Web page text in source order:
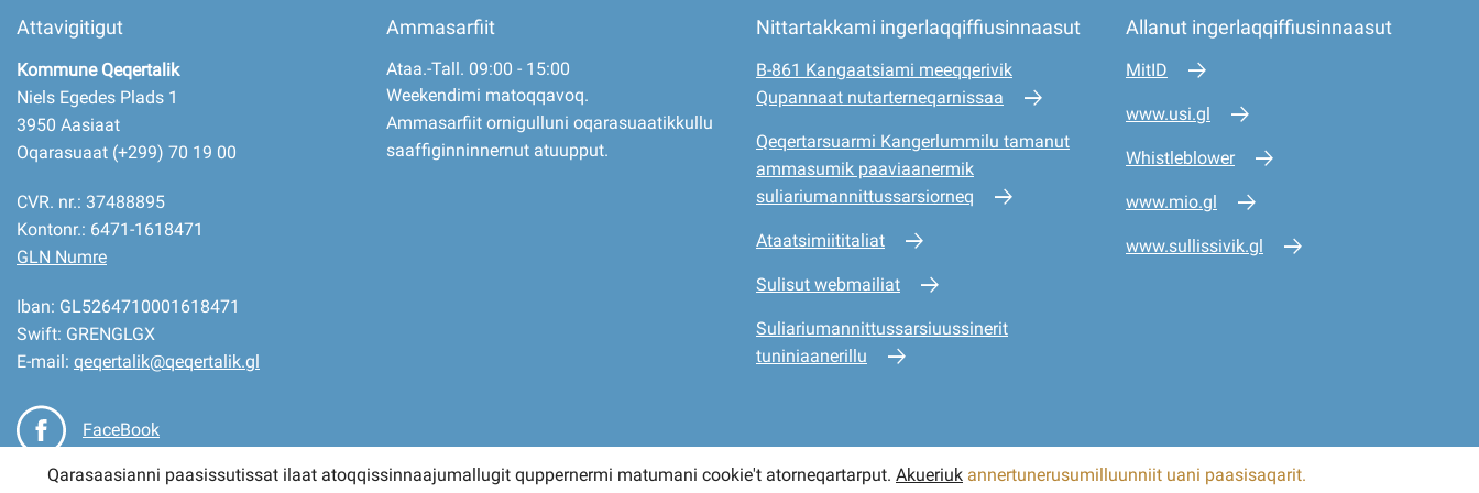
Attavigitigut
Kommune Qeqertalik
Niels Egedes Plads 1
3950 Aasiaat
Oqarasuaat (+299) 70 19 00
CVR. nr.: 37488895
Kontonr.: 6471-1618471
GLN Numre
Iban: GL5264710001618471
Swift: GRENGLGX
E-mail: qeqertalik@qeqertalik.gl
FaceBook
Ammasarfiit
Ataa.-Tall. 09:00 - 15:00
Weekendimi matoqqavoq.
Ammasarfiit ornigulluni oqarasuaatikkullu
saaffiginninnernut atuupput.
Nittartakkami ingerlaqqiffiusinnaasut
B-861 Kangaatsiami meeqqerivik
Qupannaat nutarterneqarnissaa
Qeqertarsuarmi Kangerlummilu tamanut
ammasumik paaviaanermik
suliariumannittussarsiorneq
Ataatsimiititaliat
Sulisut webmailiat
Suliariumannittussarsiuussinerit
tuniniaanerillu
Allanut ingerlaqqiffiusinnaasut
MitID
www.usi.gl
Whistleblower
www.mio.gl
www.sullissivik.gl
Qarasaasianni paasissutissat ilaat atoqqissinnaajumallugit quppernermi matumani cookie't atorneqartarput. Akueriuk annertunerusumilluunniit uani paasisaqarit.